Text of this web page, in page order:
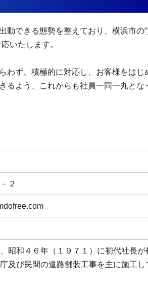
できる態勢を整えており、横浜市の
いたします。
わず、積極的に対応し、お客様をはじ
るよう、これからも社員一同一丸とな
２
昭和４６年（１９７１）に初代社長が
及び民間の道路舗装工事を主に施工し